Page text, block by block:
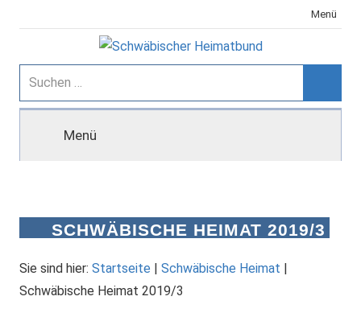
Inhalt
Menü
Schwäbischer
Heimatbund
Suchen
nach:
Menü
SCHWÄBISCHE HEIMAT 2019/3
Sie sind hier: Startseite | Schwäbische Heimat |
Schwäbische Heimat 2019/3